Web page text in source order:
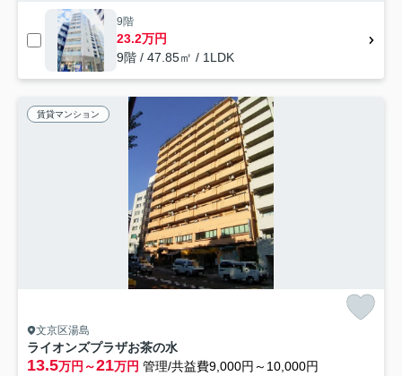
9階
23.2万円
9階 / 47.85㎡ / 1LDK
賃貸マンション
文京区湯島
ライオンズプラザお茶の水
13.5万円～21万円 管理/共益費9,000円～10,000円